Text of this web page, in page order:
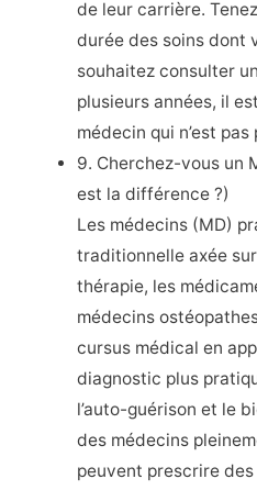
de leur carrière.
durée des soins dont
souhaitez consulter
plusieurs années, il
médecin qui n’est
9. Cherchez-vous un
est la différence ?)
Les médecins (MD)
traditionnelle axée
thérapie, les
médecins
cursus médical en
diagnostic plus
l’auto-guérison et le
des médecins
peuvent prescrire